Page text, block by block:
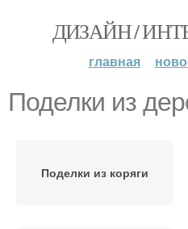
ДИЗАЙН /
главная
Поделки из
Поделки из коряги